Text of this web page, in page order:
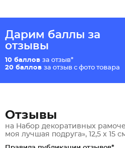
Дарим баллы за
отзывы
10 баллов за отзыв*
20 баллов за отзыв с фото товара
Отзывы
на Набор декоративных
моя лучшая подруга», 12,5 х 15